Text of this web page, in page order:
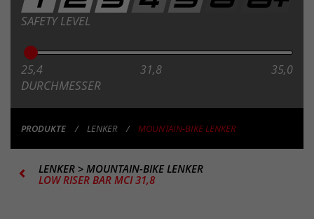
SAFETY LEVEL
25,4 31,8 35,0
DURCHMESSER
PRODUKTE LENKER MOUNTAIN-BIKE LENKER
LENKER > MOUNTAIN-BIKE LENKER
LOW RISER BAR MCI 31,8